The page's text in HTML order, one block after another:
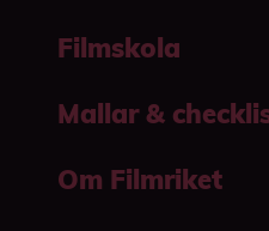
Filmskola
Mallar &
Om Filmriket